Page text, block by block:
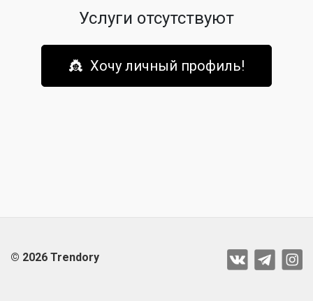
Услуги отсутствуют
👸 Хочу личный профиль!
© 2026 Trendory